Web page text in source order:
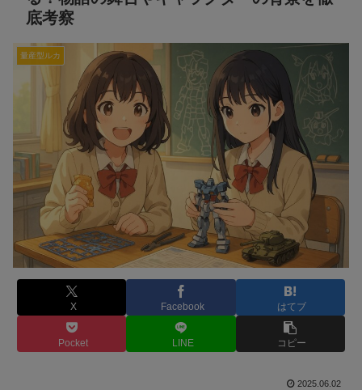
底考察
量産型ルカ
X Facebook はてブ
Pocket LINE コピー
2025.06.02